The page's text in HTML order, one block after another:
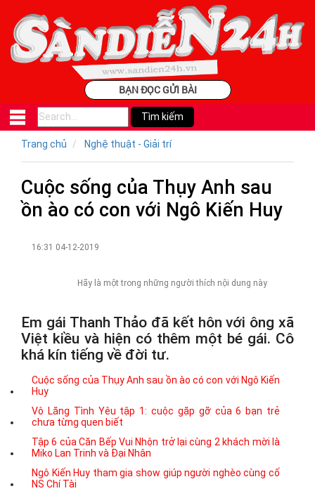
BẠN ĐỌC GỬI BÀI
Trang chủ Nghệ thuật - Giải trí
Cuộc sống của Thụy Anh sau
ồn ào có con với Ngô Kiến Huy
16:31 04-12-2019
Hãy là một trong những người thích nội dung này
Em gái Thanh Thảo đã kết hôn với ông xã
Việt kiều và hiện có thêm một bé gái. Cô
khá kín tiếng về đời tư.
Cuộc sống của Thụy Anh sau ồn ào có con với Ngô Kiến
Huy
Vô Lăng Tình Yêu tập 1: cuộc gặp gỡ của 6 bạn trẻ
chưa từng quen biết
Tập 6 của Căn Bếp Vui Nhộn trở lại cùng 2 khách mời là
Miko Lan Trinh và Đại Nhân
Ngô Kiến Huy tham gia show giúp người nghèo cùng cố
NS Chí Tài